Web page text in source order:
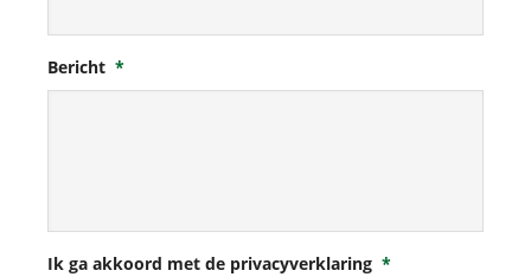
Bericht *
Ik ga akkoord met de privacyverklaring *